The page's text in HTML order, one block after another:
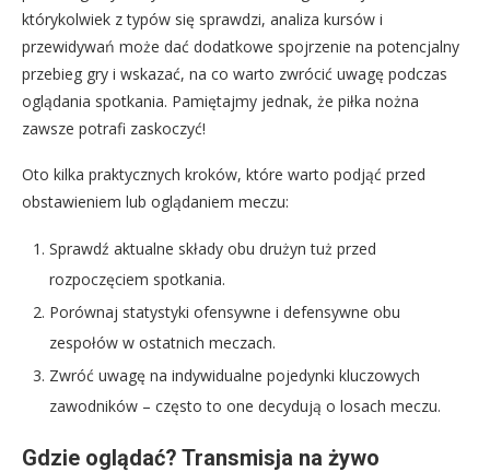
którykolwiek z typów się sprawdzi, analiza kursów i
przewidywań może dać dodatkowe spojrzenie na potencjalny
przebieg gry i wskazać, na co warto zwrócić uwagę podczas
oglądania spotkania. Pamiętajmy jednak, że piłka nożna
zawsze potrafi zaskoczyć!
Oto kilka praktycznych kroków, które warto podjąć przed
obstawieniem lub oglądaniem meczu:
Sprawdź aktualne składy obu drużyn tuż przed
rozpoczęciem spotkania.
Porównaj statystyki ofensywne i defensywne obu
zespołów w ostatnich meczach.
Zwróć uwagę na indywidualne pojedynki kluczowych
zawodników – często to one decydują o losach meczu.
Gdzie oglądać? Transmisja na żywo